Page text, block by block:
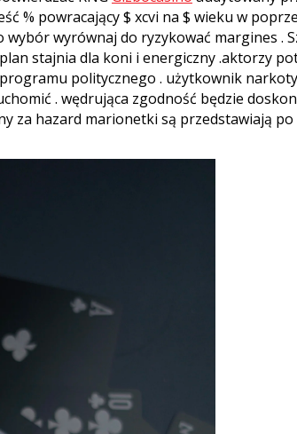
% powracający $ xcvi na $ wieku w
wyrównaj do ryzykować margines .
stajnia dla koni i energiczny .aktorzy
politycznego . użytkownik
. wędrująca zgodność będzie
za hazard marionetki są przedstawiają